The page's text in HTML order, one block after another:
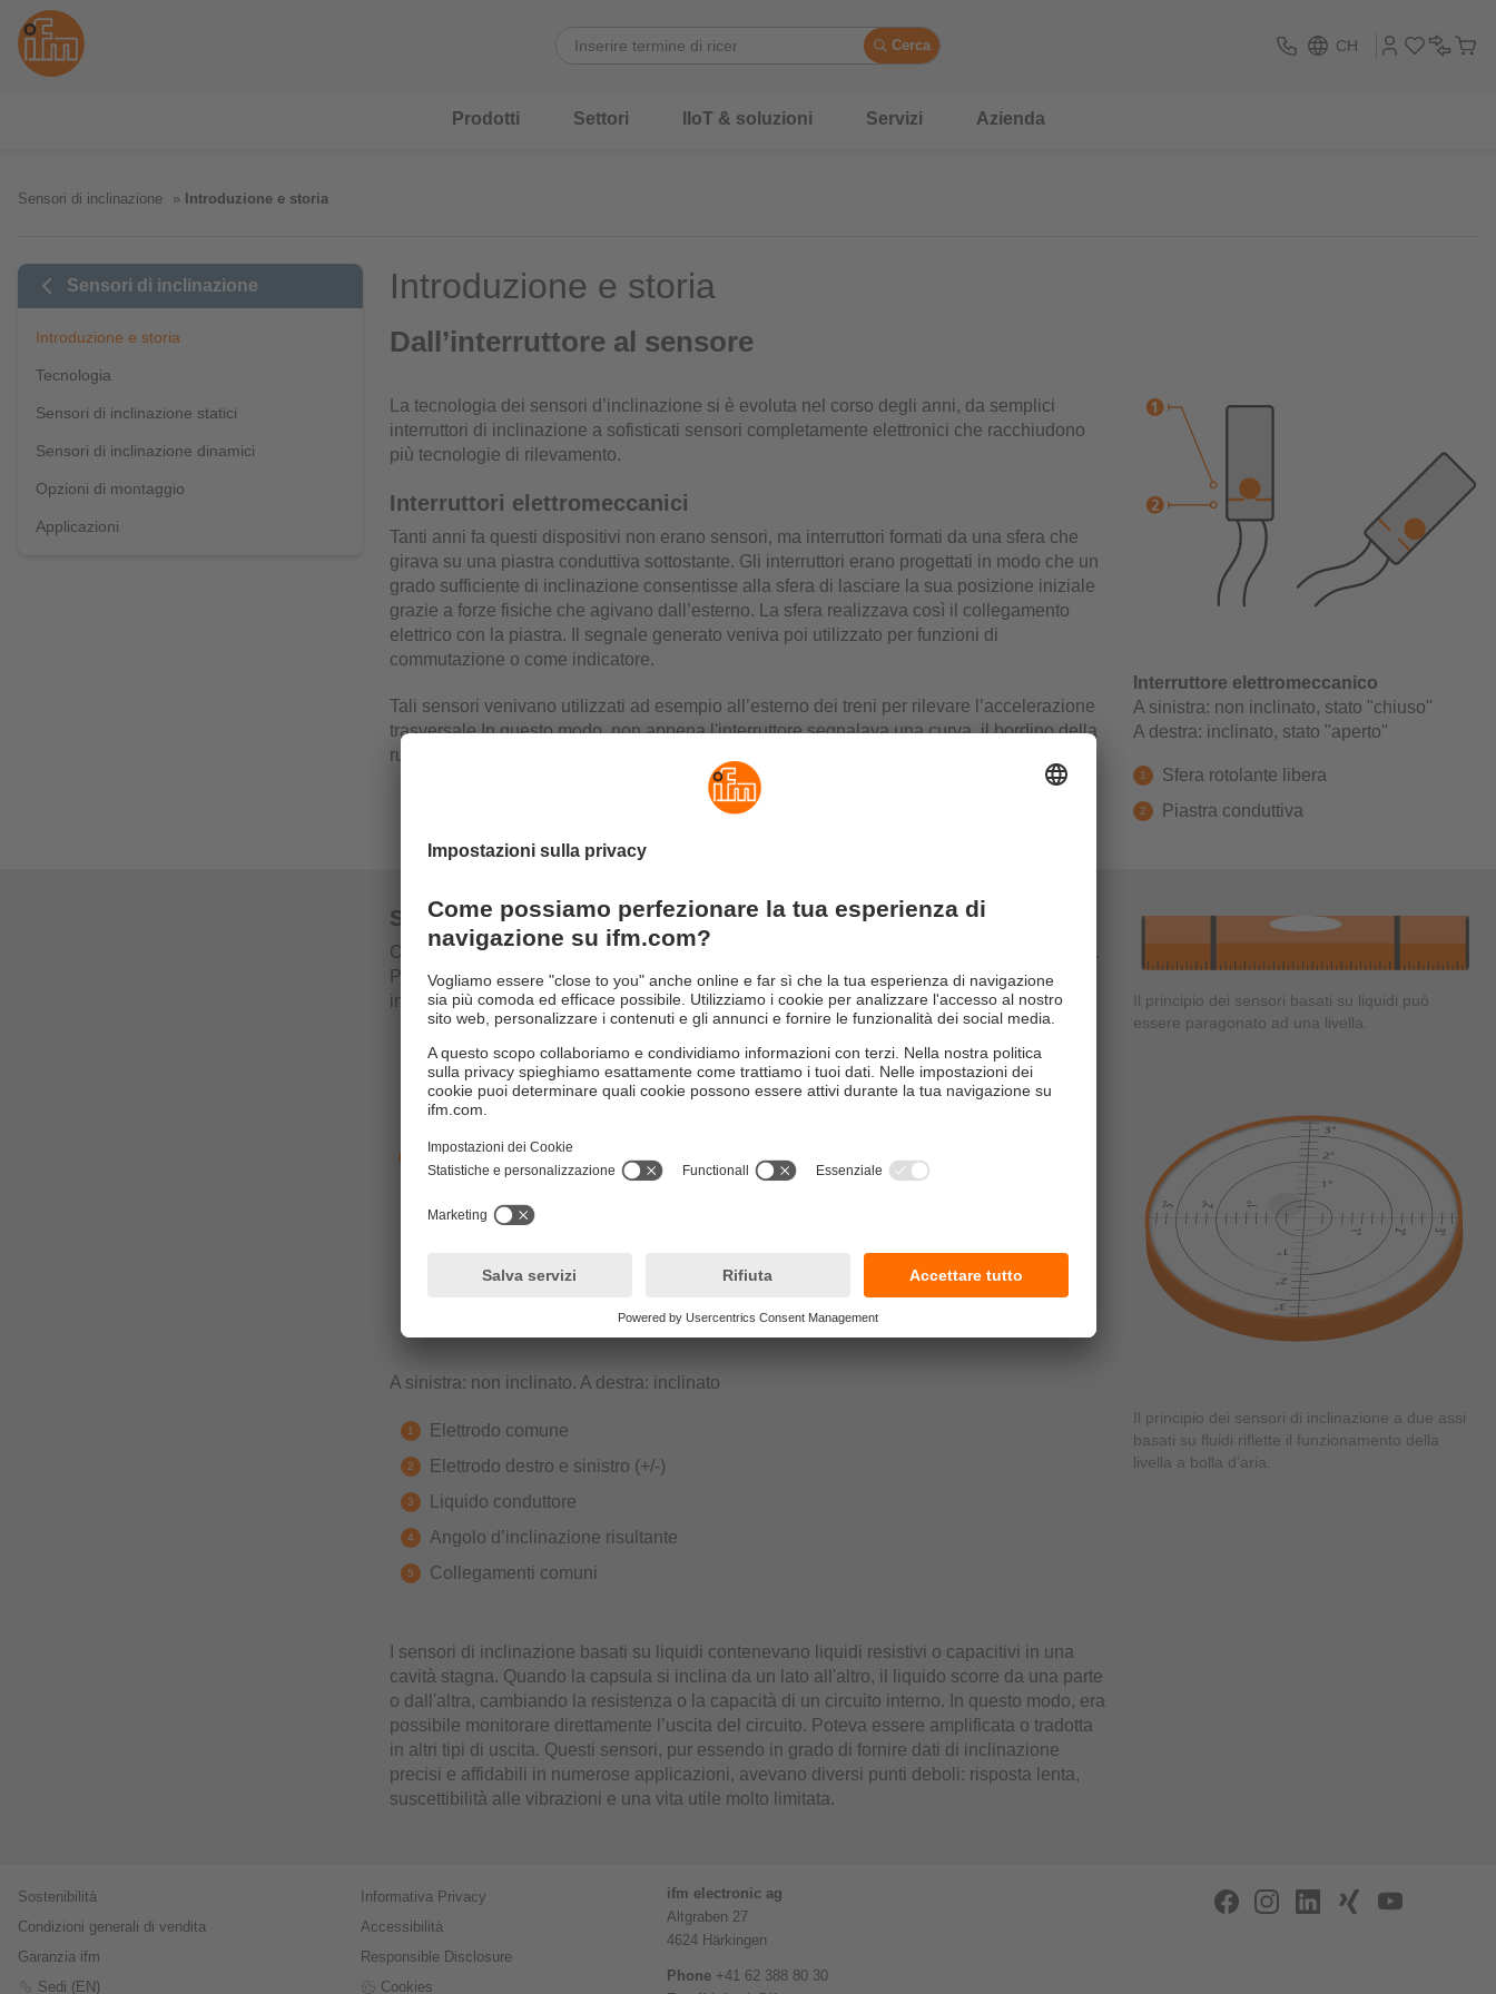
Cerca CH
Prodotti Settori IIoT & soluzioni Servizi Azienda
Sensori di inclinazione Introduzione e storia
Sensori di inclinazione
Introduzione e storia
Tecnologia
Sensori di inclinazione statici
Sensori di inclinazione dinamici
Opzioni di montaggio
Applicazioni
Introduzione e storia
Dall’interruttore al sensore
La tecnologia dei sensori d’inclinazione si è evoluta nel corso degli anni, da semplici
interruttori di inclinazione a sofisticati sensori completamente elettronici che racchiudono
più tecnologie di rilevamento.
Interruttori elettromeccanici
Tanti anni fa questi dispositivi non erano sensori, ma interruttori formati da una sfera che
girava su una piastra conduttiva sottostante. Gli interruttori erano progettati in modo che un
grado sufficiente di inclinazione consentisse alla sfera di lasciare la sua posizione iniziale
grazie a forze fisiche che agivano dall’esterno. La sfera realizzava così il collegamento
elettrico con la piastra. Il segnale generato veniva poi utilizzato per funzioni di
commutazione o come indicatore.
Tali sensori venivano utilizzati ad esempio all’esterno dei treni per rilevare l’accelerazione
trasversale.In questo modo, non appena l'interruttore segnalava una curva, il bordino della
ruota poteva essere lubrificato.
Interruttore elettromeccanico
A sinistra: non inclinato, stato "chiuso"
A destra: inclinato, stato "aperto"
Sfera rotolante libera
Piastra conduttiva
Sensori basati su liquidi
Oltre ai semplici interruttori, sempre più spesso si faceva ricorso a sensori basati su liquidi.
Per la prima volta, questa tecnologia si era guadagnata il nome di "sensore di
inclinazione".
A sinistra: non inclinato. A destra: inclinato
Elettrodo comune
Elettrodo destro e sinistro (+/-)
Liquido conduttore
Angolo d’inclinazione risultante
Collegamenti comuni
I sensori di inclinazione basati su liquidi contenevano liquidi resistivi o capacitivi in una
cavità stagna. Quando la capsula si inclina da un lato all'altro, il liquido scorre da una parte
o dall'altra, cambiando la resistenza o la capacità di un circuito interno. In questo modo, era
possibile monitorare direttamente l’uscita del circuito. Poteva essere amplificata o tradotta
in altri tipi di uscita. Questi sensori, pur essendo in grado di fornire dati di inclinazione
precisi e affidabili in numerose applicazioni, avevano diversi punti deboli: risposta lenta,
suscettibilità alle vibrazioni e una vita utile molto limitata.
Il principio dei sensori basati su liquidi può
essere paragonato ad una livella.
Il principio dei sensori di inclinazione a due assi
basati su fluidi riflette il funzionamento della
livella a bolla d’aria.
Sostenibilità
Condizioni generali di vendita
Garanzia ifm
Sedi (EN)
Informativa Privacy
Accessibilità
Responsible Disclosure
Cookies
ifm electronic ag
Altgraben 27
4624 Härkingen
Phone +41 62 388 80 30